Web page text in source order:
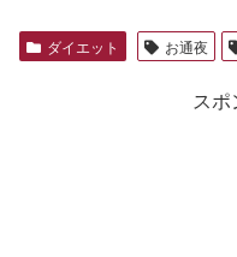
ダイエット お通夜
スポ